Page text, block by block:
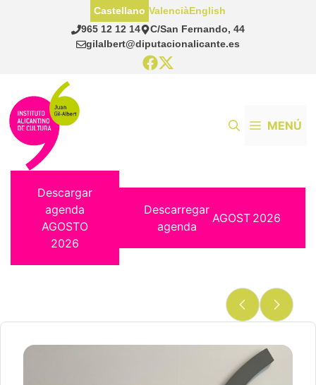
965 12 12 14
C/San Fernando, 44
gilalbert@diputacionalicante.es
Castellano ValenciàEnglish
MENÚ
Descargar
agenda
AGOSTO
2026
Descarregar
agenda
AGOST 2026